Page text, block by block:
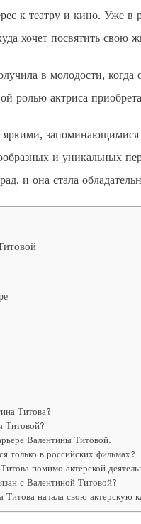
к театру и кино. Уже в
хочет посвятить свою
в молодости,
ролью актриса
и уникальных
и она стала
Титова?
Титовой?
Валентины Титовой.
только в российских фильмах?
помимо актёрской
с Валентиной Титовой?
Титова начала свою актерскую